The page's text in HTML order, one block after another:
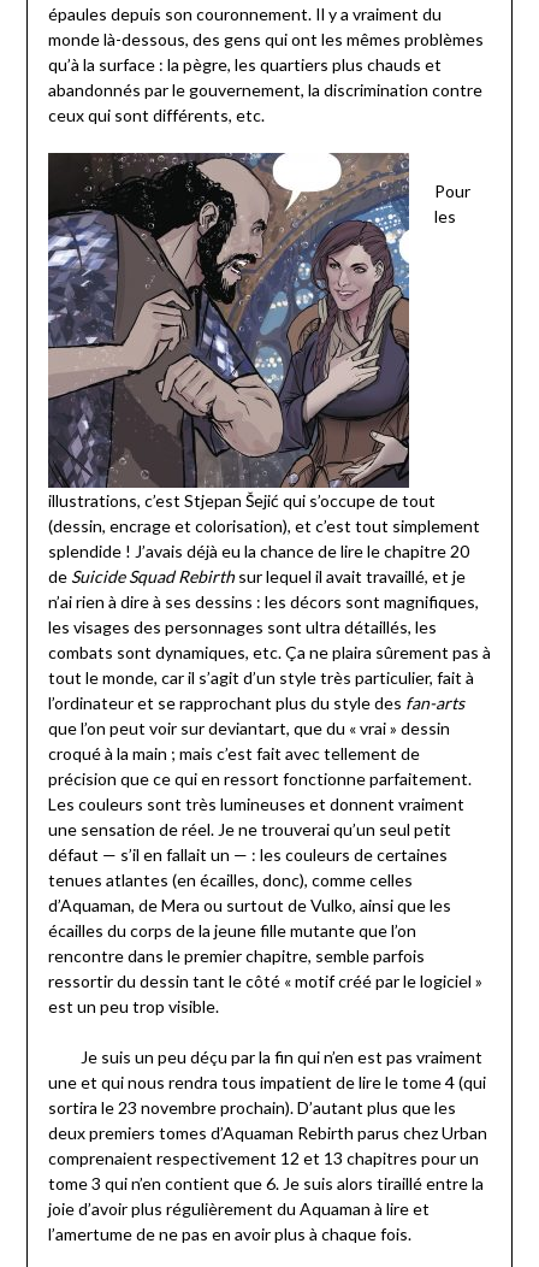
épaules depuis son couronnement. Il y a vraiment du
monde là-dessous, des gens qui ont les mêmes problèmes
qu’à la surface : la pègre, les quartiers plus chauds et
abandonnés par le gouvernement, la discrimination contre
ceux qui sont différents, etc.
Pour
les
illustrations, c’est Stjepan Šejić qui s’occupe de tout
(dessin, encrage et colorisation), et c’est tout simplement
splendide ! J’avais déjà eu la chance de lire le chapitre 20
de Suicide Squad Rebirthsur lequel il avait travaillé, et je
n’ai rien à dire à ses dessins : les décors sont magnifiques,
les visages des personnages sont ultra détaillés, les
combats sont dynamiques, etc. Ça ne plaira sûrement pas à
tout le monde, car il s’agit d’un style très particulier, fait à
l’ordinateur et se rapprochant plus du style des fan-arts
que l’on peut voir sur deviantart, que du « vrai » dessin
croqué à la main ; mais c’est fait avec tellement de
précision que ce qui en ressort fonctionne parfaitement.
Les couleurs sont très lumineuses et donnent vraiment
une sensation de réel. Je ne trouverai qu’un seul petit
défaut — s’il en fallait un — : les couleurs de certaines
tenues atlantes (en écailles, donc), comme celles
d’Aquaman, de Mera ou surtout de Vulko, ainsi que les
écailles du corps de la jeune fille mutante que l’on
rencontre dans le premier chapitre, semble parfois
ressortir du dessin tant le côté « motif créé par le logiciel »
est un peu trop visible.
Je suis un peu déçu par la fin qui n’en est pas vraiment
une et qui nous rendra tous impatient de lire le tome 4 (qui
sortira le 23 novembre prochain). D’autant plus que les
deux premiers tomes d’Aquaman Rebirth parus chez Urban
comprenaient respectivement 12 et 13 chapitres pour un
tome 3 qui n’en contient que 6. Je suis alors tiraillé entre la
joie d’avoir plus régulièrement du Aquaman à lire et
l’amertume de ne pas en avoir plus à chaque fois.